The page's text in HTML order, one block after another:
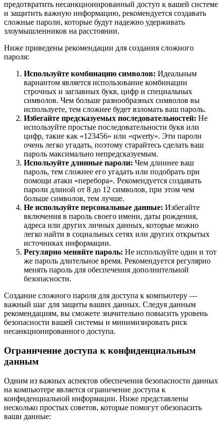
предотвратить несанкционированный доступ к вашей системе
и защитить важную информацию, рекомендуется создавать
сложные пароли, которые будут надежно удерживать
злоумышленников на расстоянии.
Ниже приведены рекомендации для создания сложного
пароля:
Используйте комбинацию символов: Идеальным
вариантом является использование комбинации
строчных и заглавных букв, цифр и специальных
символов. Чем больше разнообразных символов вы
используете, тем сложнее будет взломать ваш пароль.
Избегайте предсказуемых последовательностей: Не
используйте простые последовательности букв или
цифр, такие как «123456» или «qwerty». Эти пароли
очень легко угадать, поэтому старайтесь сделать ваш
пароль максимально непредсказуемым.
Используйте длинные пароли: Чем длиннее ваш
пароль, тем сложнее его угадать или подобрать при
помощи атаки «перебора». Рекомендуется создавать
пароли длиной от 8 до 12 символов, при этом чем
больше символов, тем лучше.
Не используйте персональные данные: Избегайте
включения в пароль своего имени, даты рождения,
адреса или других личных данных, которые можно
легко найти в социальных сетях или других открытых
источниках информации.
Регулярно меняйте пароль: Не используйте один и тот
же пароль длительное время. Рекомендуется регулярно
менять пароль для обеспечения дополнительной
безопасности.
Создание сложного пароля для доступа к компьютеру —
важный шаг для защиты ваших данных. Следуя данным
рекомендациям, вы сможете значительно повысить уровень
безопасности вашей системы и минимизировать риск
несанкционированного доступа.
Ограничение доступа к конфиденциальным
данным
Одним из важных аспектов обеспечения безопасности данных
на компьютере является ограничение доступа к
конфиденциальной информации. Ниже представлены
несколько простых советов, которые помогут обезопасить
ваши данные: